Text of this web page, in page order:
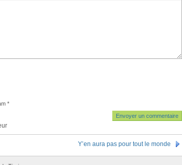
*
Y’en aura pas pour tout le monde